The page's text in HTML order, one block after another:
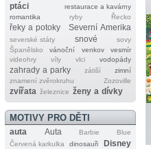
ptáci
restaurace a kavárny
romantika
ryby Řecko
řeky a potoky Severní Amerika
severské státy snové
sovy
Španělsko
vánoční venkov
vesmír
videohry
víly vlci vodopády
zahrady a parky zátiší
zimní
znamení zvěrokruhu
Zozoville
zvířata železnice ženy a dívky
MOTIVY PRO DĚTI
auta Auta Barbie
Blue
Červená karkulka
dinosauři
Disney